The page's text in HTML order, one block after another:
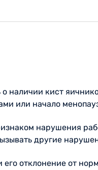
наличии кист
или начало
нарушения
другие
отклонение от